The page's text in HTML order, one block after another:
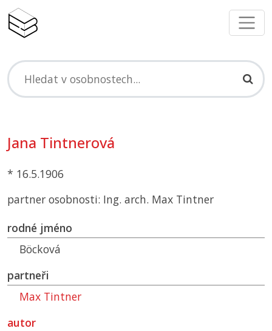
Jana Tintnerová
* 16.5.1906
partner osobnosti: Ing. arch. Max Tintner
rodné jméno
Böcková
partneři
Max Tintner
autor